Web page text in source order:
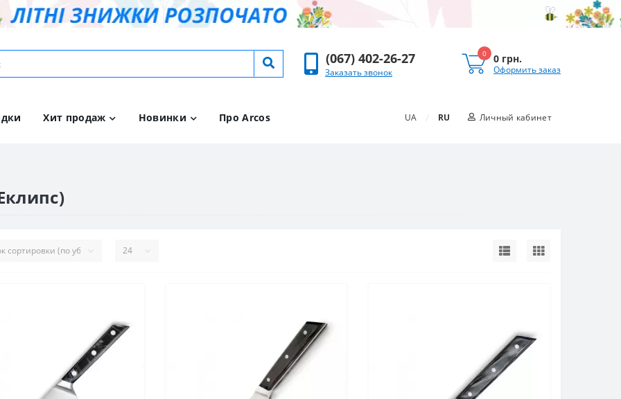
(067) 402-26-27
Заказать звонок
0 0 грн.
Оформить заказ
Хит продаж Новинки Про Arcos UA / RU Личный кабинет